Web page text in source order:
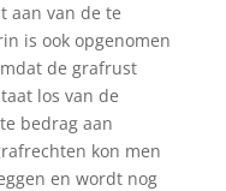
aan van de te
is ook opgenomen
de grafrust
los van de
bedrag aan
kon men
en wordt nog